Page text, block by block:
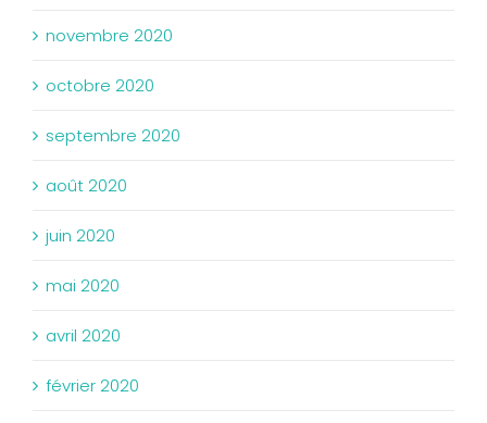
novembre 2020
octobre 2020
septembre 2020
août 2020
juin 2020
mai 2020
avril 2020
février 2020